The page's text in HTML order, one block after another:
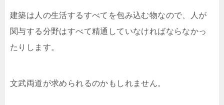
建築は人の生活するすべてを包み込む物なので、人が
関与する分野はすべて精通していなければならなかっ
たりします。
文武両道が求められるのかもしれません。